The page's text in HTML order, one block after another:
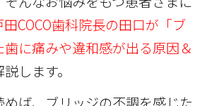
COCO歯科院長の田口が「ブ
歯に痛みや違和感が出る原因＆
します。